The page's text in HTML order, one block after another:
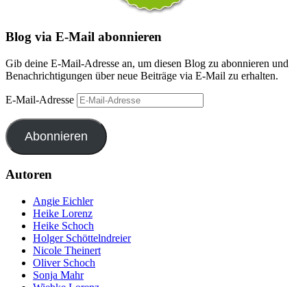
Blog via E-Mail abonnieren
Gib deine E-Mail-Adresse an, um diesen Blog zu abonnieren und
Benachrichtigungen über neue Beiträge via E-Mail zu erhalten.
E-Mail-Adresse
Abonnieren
Autoren
Angie Eichler
Heike Lorenz
Heike Schoch
Holger Schöttelndreier
Nicole Theinert
Oliver Schoch
Sonja Mahr